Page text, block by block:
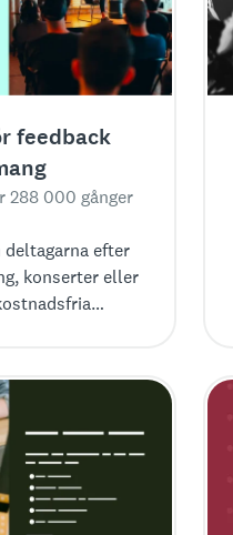
feedback
288 000 gånger
deltagarna efter
konserter eller